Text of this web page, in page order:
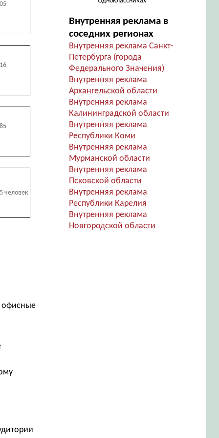
человек
офисные
Внутренняя реклама в
соседних регионах
Внутренняя реклама Санкт-
Петербурга (города
Федерального Значения)
Внутренняя реклама
Архангельской области
Внутренняя реклама
Калининградской области
Внутренняя реклама
Республики Коми
Внутренняя реклама
Мурманской области
Внутренняя реклама
Псковской области
Внутренняя реклама
Республики Карелия
Внутренняя реклама
Новгородской области